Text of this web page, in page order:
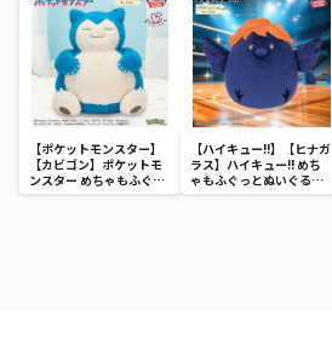
【ポケットモンスター】
【カビゴン】ポケットモ
ンスター めちゃもふぐっ
と ほっこりいやされぬい
【ハイキュー!!】【ヒナガ
ラス】ハイキュー!! めち
ゃもふぐっとぬいぐるみ
～ヒナガラス～